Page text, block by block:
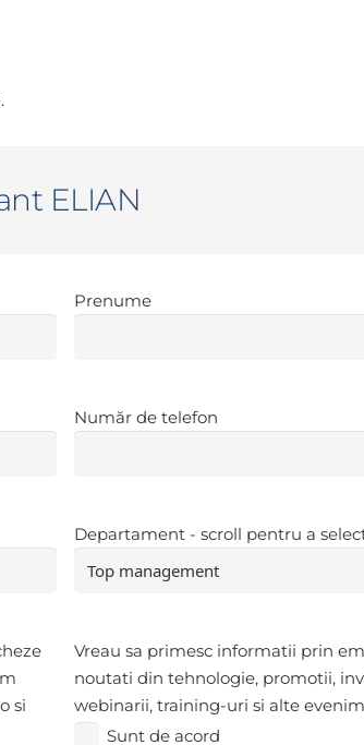
ELIAN
Prenume
Prenume
Număr
Număr de telefon
Departament *
Departament - scroll pentru a
si
Sunt
de
acord
Vreau sa primesc informatii prin
noutati din tehnologie, promotii,
webinarii, training-uri si alte
Sunt de acord